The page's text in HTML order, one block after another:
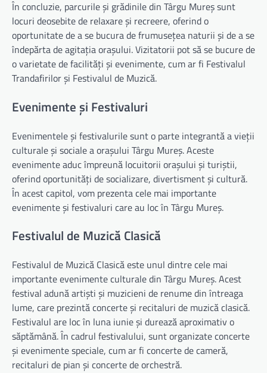
În concluzie, parcurile și grădinile din Târgu Mureș sunt
locuri deosebite de relaxare și recreere, oferind o
oportunitate de a se bucura de frumusețea naturii și de a se
îndepărta de agitația orașului. Vizitatorii pot să se bucure de
o varietate de facilități și evenimente, cum ar fi Festivalul
Trandafirilor și Festivalul de Muzică.
Evenimente și Festivaluri
Evenimentele și festivalurile sunt o parte integrantă a vieții
culturale și sociale a orașului Târgu Mureș. Aceste
evenimente aduc împreună locuitorii orașului și turiștii,
oferind oportunități de socializare, divertisment și cultură.
În acest capitol, vom prezenta cele mai importante
evenimente și festivaluri care au loc în Târgu Mureș.
Festivalul de Muzică Clasică
Festivalul de Muzică Clasică este unul dintre cele mai
importante evenimente culturale din Târgu Mureș. Acest
festival adună artiști și muzicieni de renume din întreaga
lume, care prezintă concerte și recitaluri de muzică clasică.
Festivalul are loc în luna iunie și durează aproximativ o
săptămână. În cadrul festivalului, sunt organizate concerte
și evenimente speciale, cum ar fi concerte de cameră,
recitaluri de pian și concerte de orchestră.